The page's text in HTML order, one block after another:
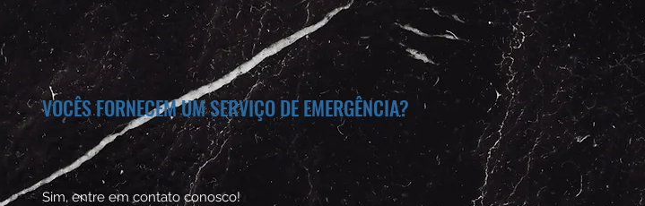
VOCÊS FORNECEM UM SERVIÇO DE EMERGÊNCIA?
Sim, entre em contato conosco!